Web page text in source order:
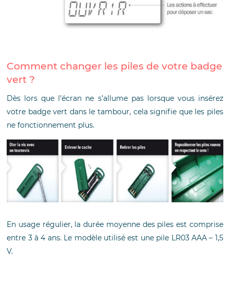
Comment changer les piles de votre badge
vert ?
Dès lors que l’écran ne s’allume pas lorsque vous insérez
votre badge vert dans le tambour, cela signifie que les piles
ne fonctionnement plus.
En usage régulier, la durée moyenne des piles est comprise
entre 3 à 4 ans. Le modèle utilisé est une pile LR03 AAA – 1,5
V.